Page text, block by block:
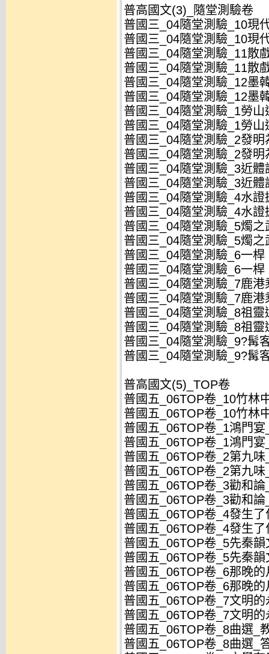
普高國文(3)_隨堂測驗卷
普國三_04隨堂測驗_10現
普國三_04隨堂測驗_10現
普國三_04隨堂測驗_11散
普國三_04隨堂測驗_11散
普國三_04隨堂測驗_12墨
普國三_04隨堂測驗_12墨
普國三_04隨堂測驗_1勞
普國三_04隨堂測驗_1勞
普國三_04隨堂測驗_2發
普國三_04隨堂測驗_2發
普國三_04隨堂測驗_3近
普國三_04隨堂測驗_3近
普國三_04隨堂測驗_4水
普國三_04隨堂測驗_4水
普國三_04隨堂測驗_5燭
普國三_04隨堂測驗_5燭
普國三_04隨堂測驗_6一
普國三_04隨堂測驗_6一
普國三_04隨堂測驗_7鹿
普國三_04隨堂測驗_7鹿
普國三_04隨堂測驗_8祖
普國三_04隨堂測驗_8祖
普國三_04隨堂測驗_9?髯
普國三_04隨堂測驗_9?髯
普高國文(5)_TOP卷
普國五_06TOP卷_10竹林
普國五_06TOP卷_10竹林
普國五_06TOP卷_1鴻門
普國五_06TOP卷_1鴻門
普國五_06TOP卷_2第九
普國五_06TOP卷_2第九
普國五_06TOP卷_3勸和
普國五_06TOP卷_3勸和
普國五_06TOP卷_4發生
普國五_06TOP卷_4發生
普國五_06TOP卷_5先秦
普國五_06TOP卷_5先秦
普國五_06TOP卷_6那晚
普國五_06TOP卷_6那晚
普國五_06TOP卷_7文明
普國五_06TOP卷_7文明
普國五_06TOP卷_8曲選_
普國五_06TOP卷_8曲選_